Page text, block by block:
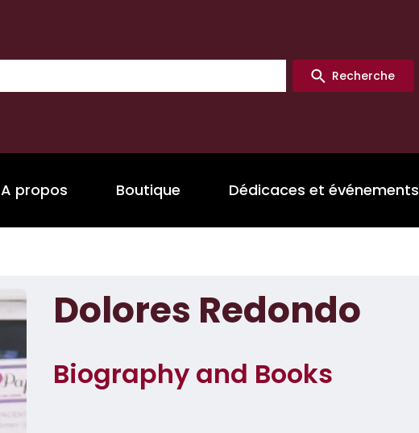
Recherche
A propos Boutique Dédicaces et événements
Dolores Redondo
Biography and Books